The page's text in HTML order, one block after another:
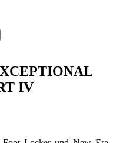
IV